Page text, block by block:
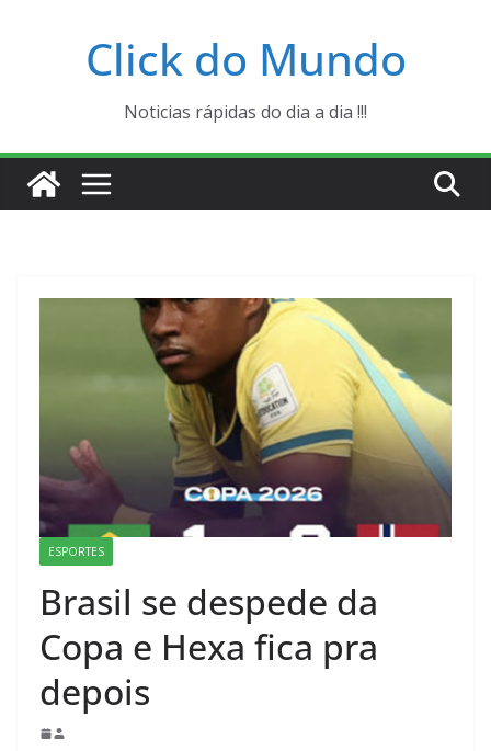
Click do Mundo
Noticias rápidas do dia a dia !!!
ESPORTES
Brasil se despede da
Copa e Hexa fica pra
depois